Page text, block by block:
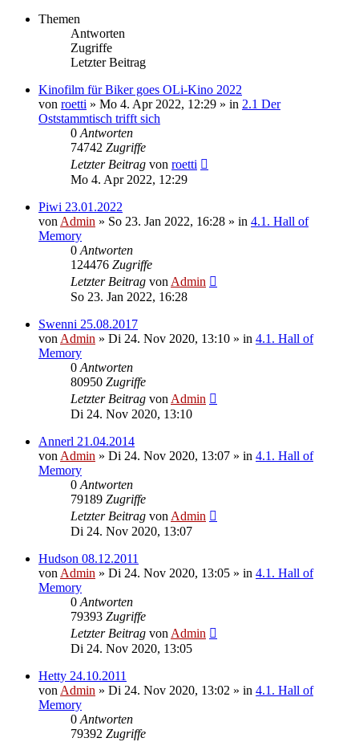
Themen
Antworten
Zugriffe
Letzter Beitrag
Kinofilm für Biker goes OLi-Kino 2022
von roetti » Mo 4. Apr 2022, 12:29 » in 2.1 Der
Oststammtisch trifft sich
0Antworten
74742 Zugriffe
Letzter Beitrag von roetti
Mo 4. Apr 2022, 12:29
Piwi 23.01.2022
vonAdmin » So 23. Jan 2022, 16:28 » in 4.1. Hall of
Memory
0Antworten
124476 Zugriffe
Letzter Beitrag vonAdmin
So 23. Jan 2022, 16:28
Swenni 25.08.2017
vonAdmin » Di 24. Nov 2020, 13:10 » in 4.1. Hall of
Memory
0Antworten
80950 Zugriffe
Letzter Beitrag vonAdmin
Di 24. Nov 2020, 13:10
Annerl 21.04.2014
vonAdmin » Di 24. Nov 2020, 13:07 » in 4.1. Hall of
Memory
0Antworten
79189 Zugriffe
Letzter Beitrag vonAdmin
Di 24. Nov 2020, 13:07
Hudson 08.12.2011
vonAdmin » Di 24. Nov 2020, 13:05 » in 4.1. Hall of
Memory
0Antworten
79393 Zugriffe
Letzter Beitrag vonAdmin
Di 24. Nov 2020, 13:05
Hetty 24.10.2011
vonAdmin » Di 24. Nov 2020, 13:02 » in 4.1. Hall of
Memory
0Antworten
79392 Zugriffe